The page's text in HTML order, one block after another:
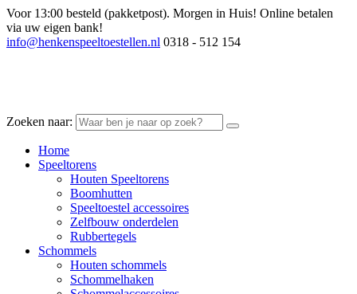
Voor 13:00 besteld (pakketpost). Morgen in Huis! Online betalen
via uw eigen bank!
info@henkenspeeltoestellen.nl 0318 - 512 154
Zoeken naar:
Home
Speeltorens
Houten Speeltorens
Boomhutten
Speeltoestel accessoires
Zelfbouw onderdelen
Rubbertegels
Schommels
Houten schommels
Schommelhaken